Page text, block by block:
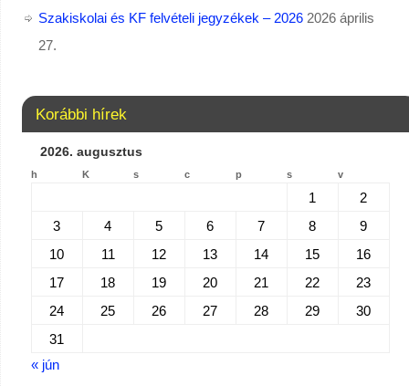
Szakiskolai és KF felvételi jegyzékek – 2026 2026 április
27.
Korábbi hírek
2026. augusztus
h K s c p s v
1
2
3
4 5 6 7 8
9
10
11 12 13 14 15
16
17
18 19 20 21 22
23
24
25 26 27 28 29
30
31
« jún